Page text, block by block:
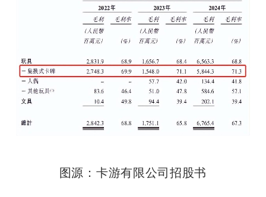
图源：卡游有限公司招股书